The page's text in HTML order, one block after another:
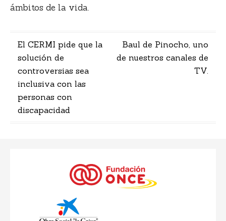
ámbitos de la vida.
Navegación
de
entradas
El CERMI pide que la
solución de
controversias sea
inclusiva con las
personas con
discapacidad
Baul de Pinocho, uno
de nuestros canales de
TV.